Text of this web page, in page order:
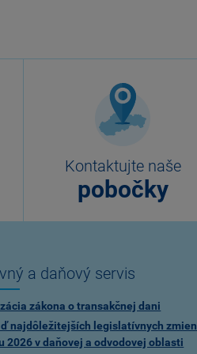
Kontaktujte naše
pobočky
a daňový servis
zákona o transakčnej dani
najdôležitejších legislatívnych zmien
2026 v daňovej a odvodovej oblasti